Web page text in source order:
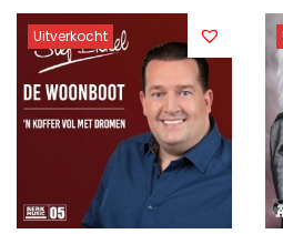
t
a
l
Uitverkocht